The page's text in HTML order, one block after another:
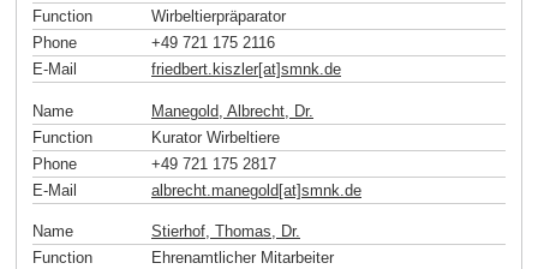
Function
Wirbeltierpräparator
Phone
+49 721 175 2116
E-Mail
friedbert.kiszler[at]smnk de
Name
Manegold, Albrecht, Dr.
Function
Kurator Wirbeltiere
Phone
+49 721 175 2817
E-Mail
albrecht.manegold[at]smnk de
Name
Stierhof, Thomas, Dr.
Function
Ehrenamtlicher Mitarbeiter